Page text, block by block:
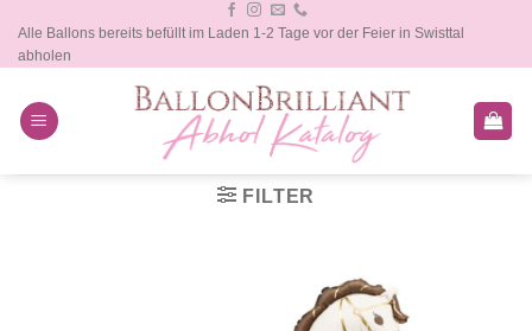
Inhalt
springen
Alle Ballons bereits befüllt im Laden 1-2 Tage vor der Feier in Swisttal
abholen
FILTER